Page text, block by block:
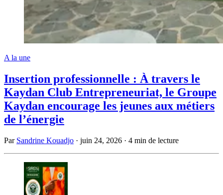
A la une
Insertion professionnelle : À travers le
Kaydan Club Entrepreneuriat, le Groupe
Kaydan encourage les jeunes aux métiers
de l’énergie
Par Sandrine Kouadjo · juin 24, 2026 · 4 min de lecture